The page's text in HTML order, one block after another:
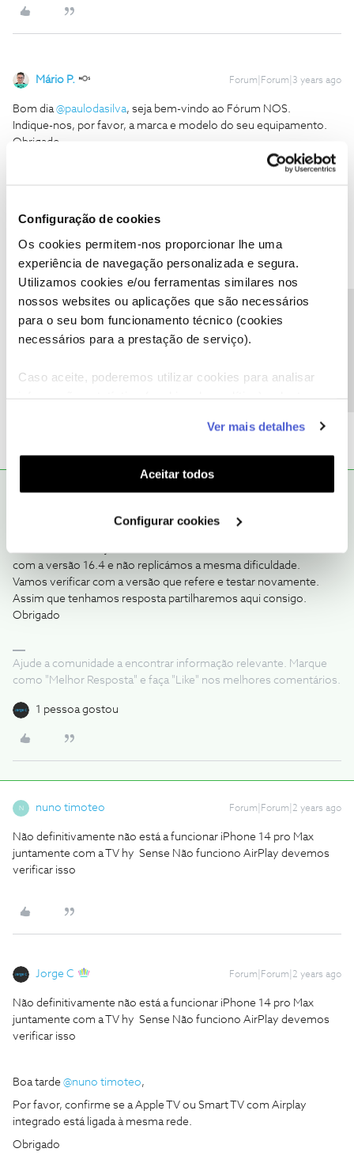
Configuração de cookies
Os cookies permitem-nos proporcionar lhe uma
experiência de navegação personalizada e segura.
Utilizamos cookies e/ou ferramentas similares nos
nossos websites ou aplicações que são necessários
para o seu bom funcionamento técnico (cookies
necessários para a prestação de serviço).
Caso aceite, poderemos utilizar cookies para analisar
funcionalidades (cookies de personalização e
funcionalidade) e adaptar anúncios aos seus interesses
(cookies de publicidade personalizada). Pode gerir a
utilização dos cookies clicando em "Configurar
Ver mais detalhes
Aceitar todos
Configurar cookies
Mário P. Forum|Forum|3 years ago
Bom dia@paulodasilva, seja bem-vindo ao Fórum NOS.
Indique-nos, por favor, a marca e modelo do seu equipamento.
Obrigado
paulodasilva Forum|Forum|3 years ago
Versao do sw 16.4.1
Muito obrigado pela cooperação,@paulodasilva
com a versão 16.4 e não replicámos a mesma dificuldade.
Vamos verificar com a versão que refere e testar novamente.
Assim que tenhamos resposta partilharemos aqui consigo.
Obrigado
Ajude a comunidade a encontrar informação relevante. Marque
como "Melhor Resposta" e faça "Like" nos melhores comentários.
1 pessoa gostou
N nuno timoteo Forum|Forum|2 years ago
Não definitivamente não está a funcionar iPhone 14 pro Max
juntamente com a TV hy Sense Não funciono AirPlay devemos
verificar isso
Jorge C Forum|Forum|2 years ago
Não definitivamente não está a funcionar iPhone 14 pro Max
juntamente com a TV hy Sense Não funciono AirPlay devemos
verificar isso
Boa tarde @nuno timoteo,
Por favor, confirme se a Apple TV ou Smart TV com Airplay
integrado está ligada à mesma rede.
Obrigado